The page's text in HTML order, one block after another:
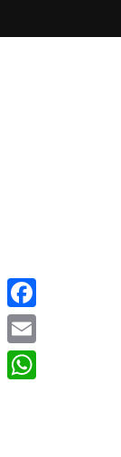
Facebook
Email